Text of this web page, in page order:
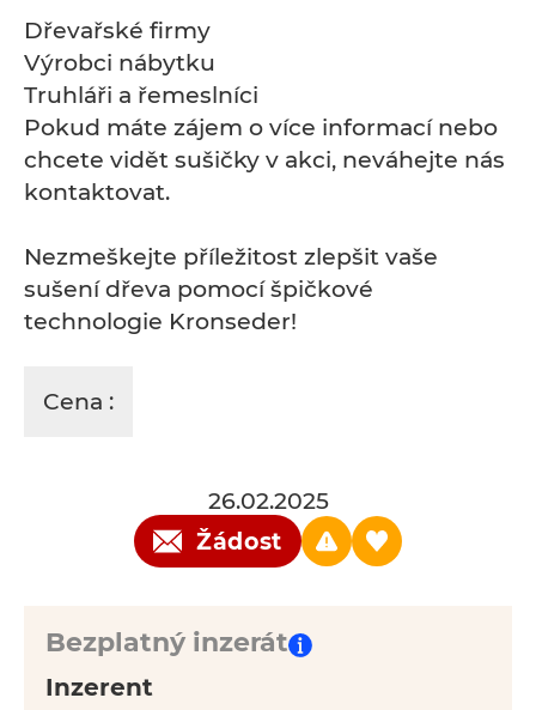
Dřevařské firmy
Výrobci nábytku
Truhláři a řemeslníci
Pokud máte zájem o více informací nebo
chcete vidět sušičky v akci, neváhejte nás
kontaktovat.
Nezmeškejte příležitost zlepšit vaše
sušení dřeva pomocí špičkové
technologie Kronseder!
Cena :
26.02.2025
Žádost
Bezplatný inzerát
Inzerent